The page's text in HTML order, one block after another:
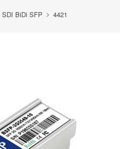
SDI BiDi SFP 4421